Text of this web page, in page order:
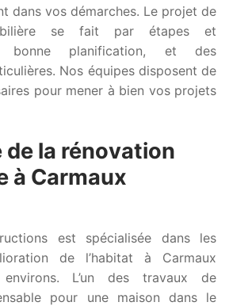
dans vos démarches. Le projet de
se fait par étapes et
bonne planification, et des
Nos équipes disposent de
pour mener à bien vos projets
la rénovation
à Carmaux
est spécialisée dans les
de l’habitat à Carmaux
L’un des travaux de
pour une maison dans le